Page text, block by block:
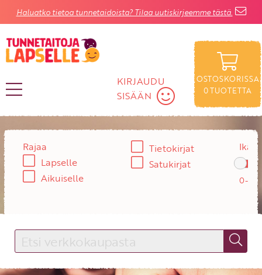
Haluatko tietoa tunnetaidoista? Tilaa uutiskirjeemme tästä.
KIRJAUDU
SISÄÄN
OSTOSKORISSA
0TUOTETTA
Käyttäjätunnus
Rajaa
Lapselle
Aikuiselle
Tietokirjat
Satukirjat
Ikä: